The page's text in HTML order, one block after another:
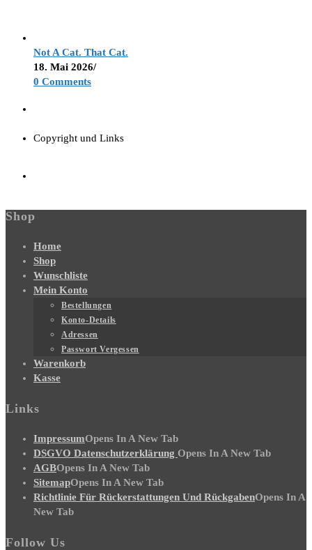
Not A Cat. That Cat.
18. Mai 2026/
0 Comments
Copyright und Links
Shop
Home
Shop
Wunschliste
Mein Konto
Bestellungen
Konto-Details
Adressen
Passwort Vergessen
Warenkorb
Kasse
Links
ImpressumOpens In A New Tab
DSGVO Datenschutzerklärung Opens In A New Tab
AGBOpens In A New Tab
SitemapOpens In A New Tab
Richtlinie Für Rückerstattungen Und RückgabenOpens In A
New Tab
Follow Us